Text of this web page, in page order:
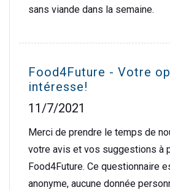
sans viande dans la semaine.
Food4Future - Votre
intéresse!
11/7/2021
Merci de prendre le temps de
votre avis et vos suggestions à
Food4Future. Ce questionnaire
anonyme, aucune donnée